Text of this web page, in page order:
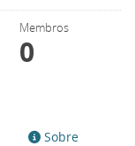
Membros
0
Sobre